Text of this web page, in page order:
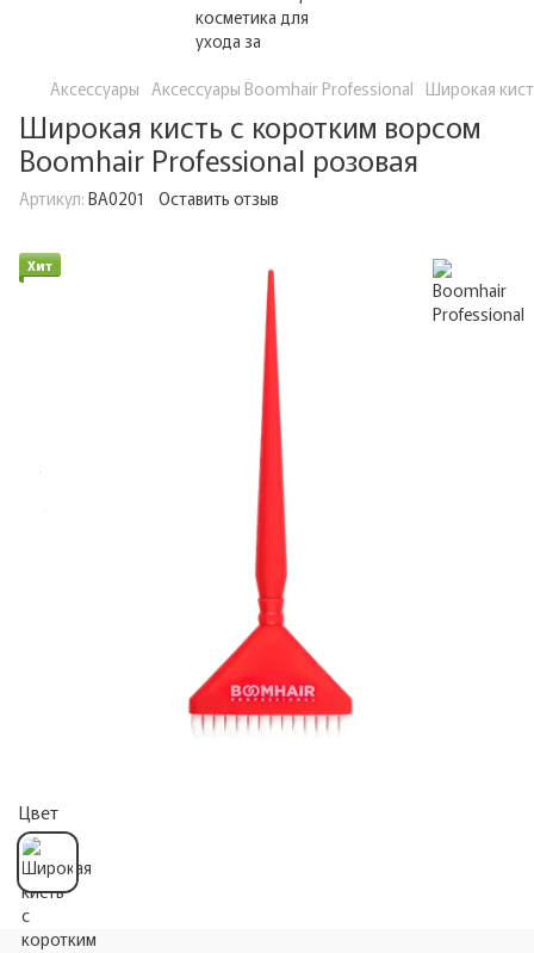
Аксессуары Аксессуары Boomhair Professional Широкая
Широкая кисть с коротким ворсом
Boomhair Professional розовая
Артикул: BA0201 Оставить отзыв
Хит
Цвет